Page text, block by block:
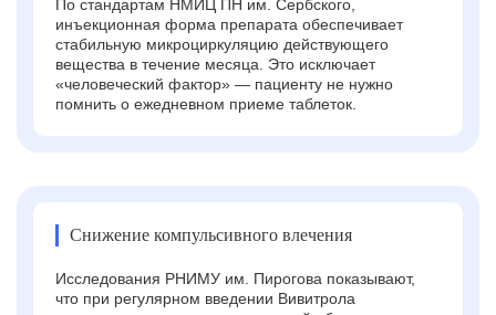
По стандартам НМИЦ ПН им. Сербского,
инъекционная форма препарата обеспечивает
стабильную микроциркуляцию действующего
вещества в течение месяца. Это исключает
«человеческий фактор» — пациенту не нужно
помнить о ежедневном приеме таблеток.
Снижение компульсивного влечения
Исследования РНИМУ им. Пирогова показывают,
что при регулярном введении Вивитрола